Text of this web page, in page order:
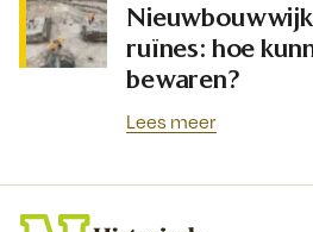
ruïnes: hoe
bewaren?
Lees meer